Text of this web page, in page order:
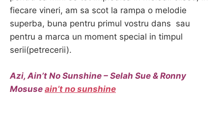
fiecare vineri, am sa scot la rampa o melodie
superba, buna pentru primul vostru dans sau
pentru a marca un moment special in timpul
serii(petrecerii).
Azi, Ain’t No Sunshine – Selah Sue & Ronny
Mosuse ain’t no sunshine